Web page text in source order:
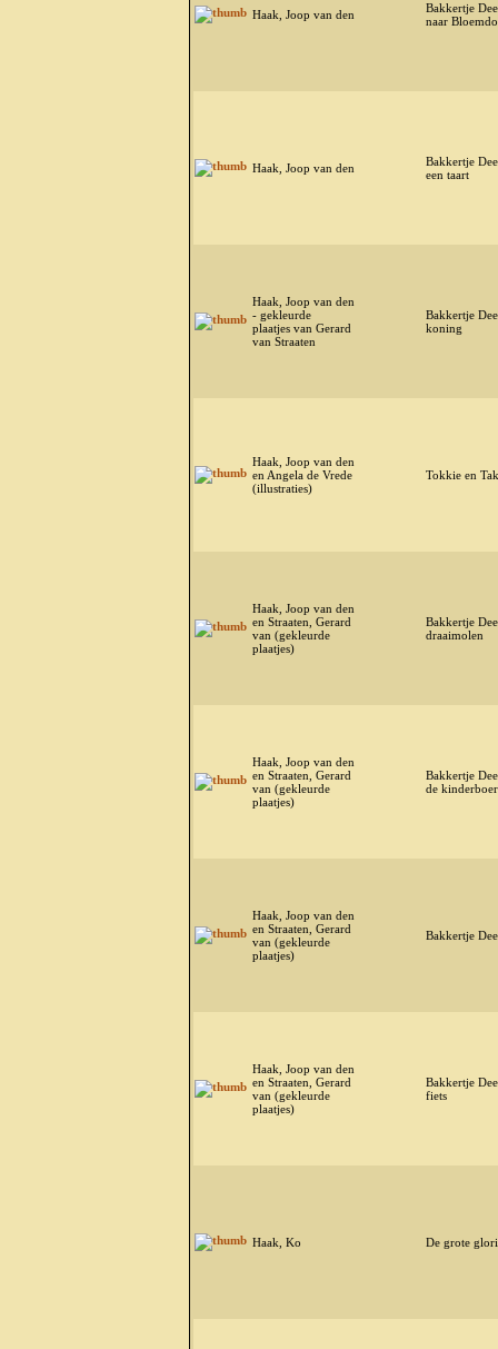
Haak, Joop van den
Bakkertje
naar
Haak, Joop van den
Bakkertje
een taart
Haak, Joop van den
- gekleurde
plaatjes van Gerard
van Straaten
Bakkertje
koning
Haak, Joop van den
en Angela de Vrede
(illustraties)
Tokkie en
Haak, Joop van den
en Straaten, Gerard
van (gekleurde
plaatjes)
Bakkertje
draaimolen
Haak, Joop van den
en Straaten, Gerard
van (gekleurde
plaatjes)
Bakkertje
de
Haak, Joop van den
en Straaten, Gerard
van (gekleurde
plaatjes)
Bakkertje
Haak, Joop van den
en Straaten, Gerard
van (gekleurde
plaatjes)
Bakkertje
fiets
Haak, Ko De grote